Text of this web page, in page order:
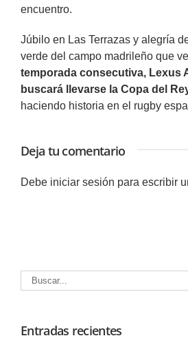
encuentro.
Júbilo en Las Terrazas y alegría
verde del campo madrileño que
temporada consecutiva, Lexus
buscará llevarse la Copa del
haciendo historia en el rugby
Deja tu comentario
Debe iniciar sesión para escribir
Buscar:
Entradas recientes